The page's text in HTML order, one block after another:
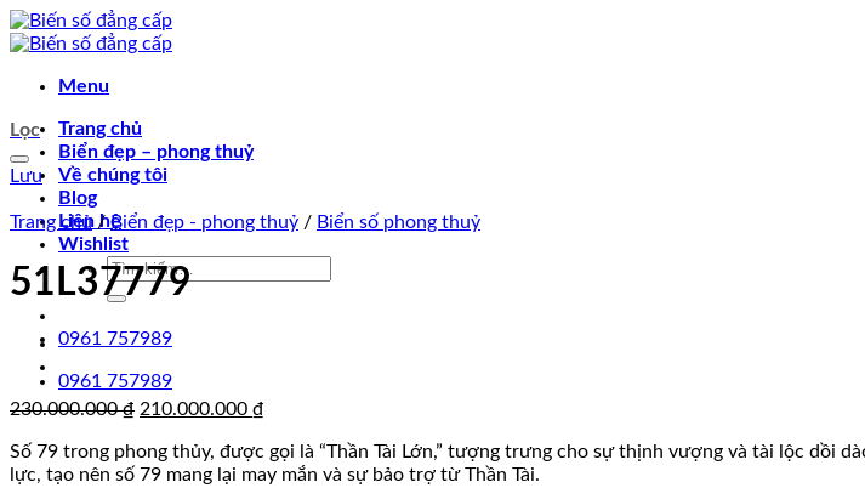
Chuyển
đến
dung
Menu
Trang chủ
Biển đẹp – phong thuỷ
Về chúng tôi
Blog
Liên hệ
Wishlist
Tìm
kiếm:
0961 757989
0961 757989
Lọc
Lưu
Trang chủ / Biển đẹp - phong thuỷ / Biển số phong thuỷ
51L37779
230.000.000₫ Giá
là:
230.000.000 ₫.
210.000.000 ₫
tại
là:
Số 79 trong phong thủy, được gọi là “Thần Tài Lớn,” tượng trưng cho sự thịnh vượng và tài lộc dồi
lực, tạo nên số 79 mang lại may mắn và sự bảo trợ từ Thần Tài.